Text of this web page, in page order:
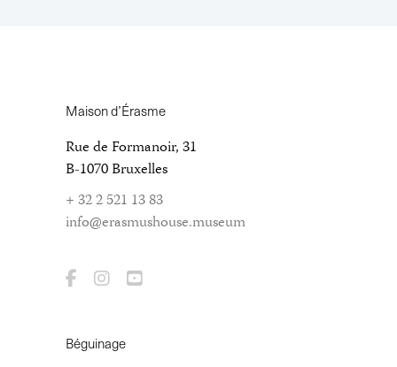
Maison d’Érasme
Rue de Formanoir, 31
B-1070 Bruxelles
+ 32 2 521 13 83
info@erasmushouse.museum
Béguinage